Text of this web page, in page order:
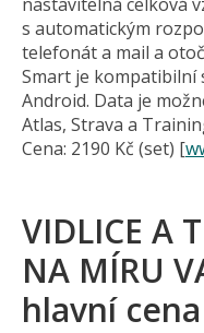
s automatickým
telefonát a mail a
Smart je kompatibilní
Android. Data je
Atlas, Strava a
Cena: 2190 Kč (set) [
VIDLICE A
NA MÍRU
hlavní